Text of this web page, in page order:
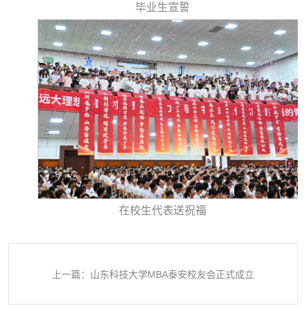
毕业生宣誓
在校生代表送祝福
上一篇：山东科技大学MBA泰安校友会正式成立